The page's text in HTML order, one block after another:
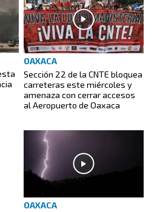
OAXACA
Sección 22 de la CNTE bloquea
carreteras este miércoles y
amenaza con cerrar accesos
al Aeropuerto de Oaxaca
OAXACA